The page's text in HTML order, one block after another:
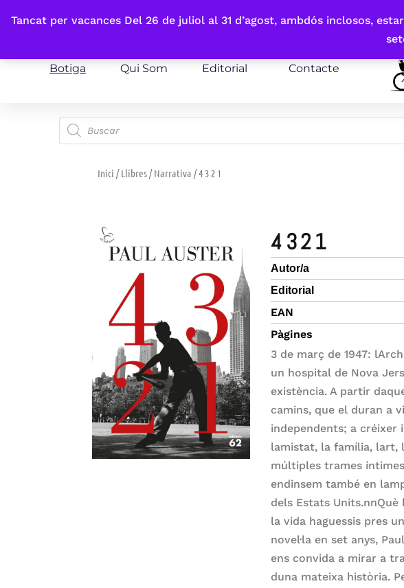
Tancat per vacances Del 26 de juliol al 31 d’agost, ambdós inclosos,
Fes-te'n sòcia
Botiga Qui Som Editorial Contacte
Inici /Llibres/Narrativa / 4 3 2 1
4 3 2 1
Autor/a
Editorial
EAN
Pàgines
3 de març de 1947:
un hospital de Nova
existència. A partir
camins, que el duran a
independents; a créixer
lamistat, la família,
múltiples trames
endinsem també en
dels Estats
la vida haguessis pres
novel·la en set anys,
ens convida a mirar a
duna mateixa història.